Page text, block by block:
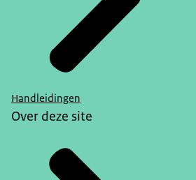
Handleidingen
Over deze site